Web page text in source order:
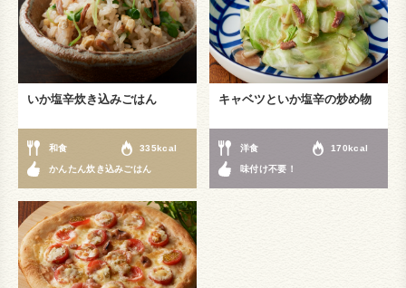
いか塩辛炊き込みごはん
和食 335kcal
かんたん炊き込みごはん
キャベツといか塩辛の炒め物
洋食 170kcal
味付け不要！